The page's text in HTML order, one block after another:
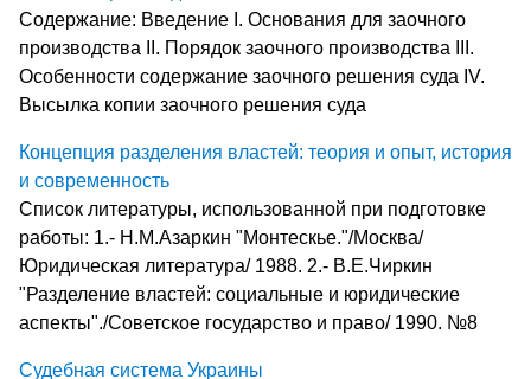
Содержание: Введение I. Основания для заочного
производства II. Порядок заочного производства III.
Особенности содержание заочного решения суда IV.
Высылка копии заочного решения суда
Концепция разделения властей: теория и опыт, история
и современность
Список литературы, использованной при подготовке
работы: 1.- Н.М.Азаркин "Монтескье."/Москва/
Юридическая литература/ 1988. 2.- В.Е.Чиркин
"Разделение властей: социальные и юридические
аспекты"./Советское государство и право/ 1990. №8
Судебная система Украины